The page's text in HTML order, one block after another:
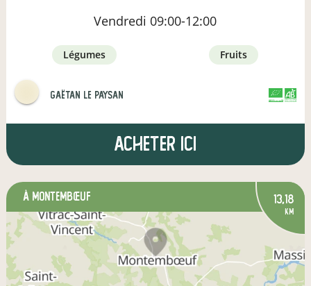
Vendredi 09:00-12:00
légumes fruits
Gaëtan le paysan
Acheter ici
à Montembœuf 13,18
km